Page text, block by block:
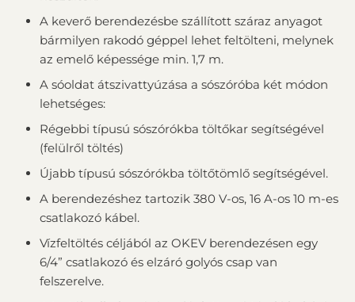
A keverő berendezésbe szállított száraz anyagot
bármilyen rakodó géppel lehet feltölteni, melynek
az emelő képessége min. 1,7 m.
A sóoldat átszivattyúzása a sószóróba két módon
lehetséges:
Régebbi típusú sószórókba töltőkar segítségével
(felülről töltés)
Újabb típusú sószórókba töltőtömlő segítségével.
A berendezéshez tartozik 380 V-os, 16 A-os 10 m-es
csatlakozó kábel.
Vízfeltöltés céljából az OKEV berendezésen egy
6/4” csatlakozó és elzáró golyós csap van
felszerelve.